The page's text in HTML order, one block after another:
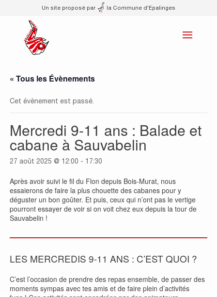
Un site proposé par la Commune d'Epalinges
« Tous les Évènements
Cet évènement est passé.
Mercredi 9-11 ans : Balade et
cabane à Sauvabelin
27 août 2025 @ 12:00 - 17:30
Après avoir suivi le fil du Flon depuis Bois-Murat, nous
essaierons de faire la plus chouette des cabanes pour y
déguster un bon goûter. Et puis, ceux qui n’ont pas le vertige
pourront essayer de voir si on voit chez eux depuis la tour de
Sauvabelin !
LES MERCREDIS 9-11 ANS : C’EST QUOI ?
C’est l’occasion de prendre des repas ensemble, de passer des
moments sympas avec tes amis et de faire plein d’activités